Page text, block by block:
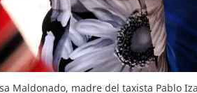
Maldonado, madre del taxista Pablo